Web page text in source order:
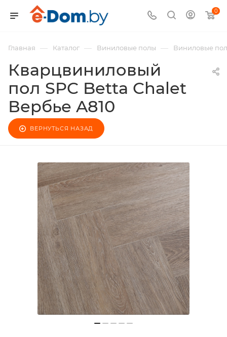
0
Главная — Каталог — Виниловые полы — Виниловые
Кварцвиниловый
пол SPC Betta Chalet
Вербье A810
ВЕРНУТЬСЯ НАЗАД